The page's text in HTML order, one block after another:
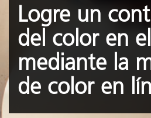
Logre un
del color en
mediante la
de color en